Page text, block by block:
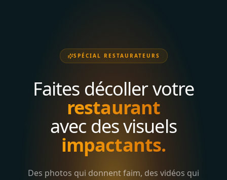
SPÉCIAL RESTAURATEURS
Faites décoller votre
restaurant
avec des visuels
impactants.
Des photos qui donnent faim, des vidéos qui